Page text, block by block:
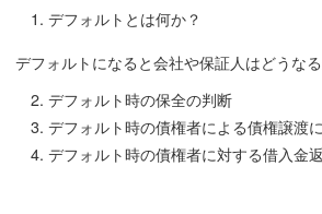
デフォルトとは何か？
デフォルトになると会社や保証人はどうな
デフォルト時の保全の判断
デフォルト時の債権者による債権譲渡
デフォルト時の債権者に対する借入金